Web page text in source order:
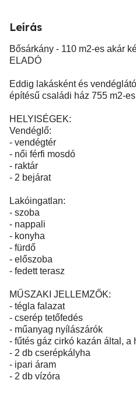
Leírás
Bősárkány - 110 m2-es akár
ELADÓ
Eddig lakásként és
építésű családi ház 755 m2-
HELYISÉGEK:
Vendéglő:
- vendégtér
- női férfi mosdó
- raktár
- 2 bejárat
Lakóingatlan:
- szoba
- nappali
- konyha
- fürdő
- előszoba
- fedett terasz
MŰSZAKI JELLEMZŐK:
- tégla falazat
- cserép tetőfedés
- műanyag nyílászárók
- fűtés gáz cirkó kazán által, a
- 2 db cserépkályha
- ipari áram
- 2 db vízóra